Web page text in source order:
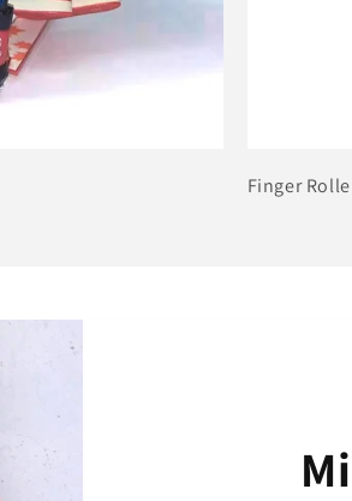
Finger